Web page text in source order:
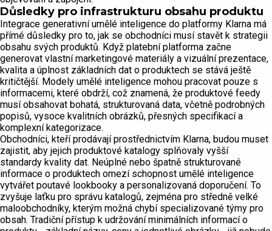
Důsledky pro infrastrukturu obsahu produktu
Integrace generativní umělé inteligence do platformy Klarna má
přímé důsledky pro to, jak se obchodníci musí stavět k ​​strategii
obsahu svých produktů. Když platební platforma začne
generovat vlastní marketingové materiály a vizuální prezentace,
kvalita a úplnost základních dat o produktech se stává ještě
kritičtější. Modely umělé inteligence mohou pracovat pouze s
informacemi, které obdrží, což znamená, že produktové feedy
musí obsahovat bohatá, strukturovaná data, včetně podrobných
popisů, vysoce kvalitních obrázků, přesných specifikací a
komplexní kategorizace.
Obchodníci, kteří prodávají prostřednictvím Klarna, budou muset
zajistit, aby jejich produktové katalogy splňovaly vyšší
standardy kvality dat. Neúplné nebo špatně strukturované
informace o produktech omezí schopnost umělé inteligence
vytvářet poutavé lookbooky a personalizovaná doporučení. To
zvyšuje laťku pro správu katalogů, zejména pro středně velké
maloobchodníky, kterým možná chybí specializované týmy pro
obsah. Tradiční přístup k udržování minimálních informací o